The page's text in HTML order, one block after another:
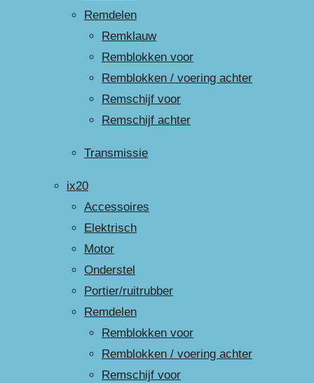
Remdelen
Remklauw
Remblokken voor
Remblokken / voering achter
Remschijf voor
Remschijf achter
Transmissie
ix20
Accessoires
Elektrisch
Motor
Onderstel
Portier/ruitrubber
Remdelen
Remblokken voor
Remblokken / voering achter
Remschijf voor